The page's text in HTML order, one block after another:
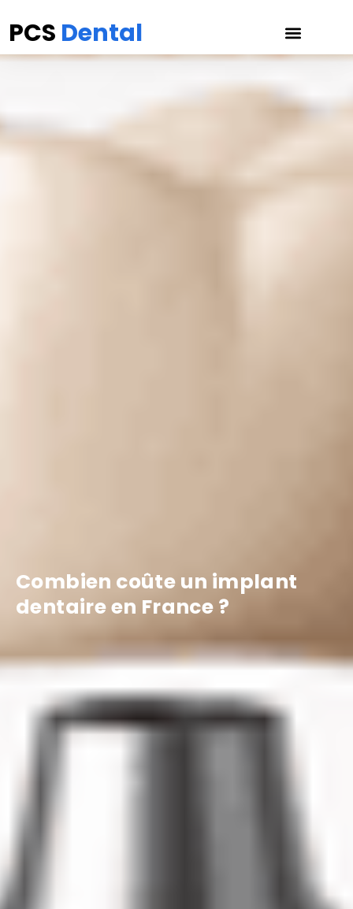
PCS Dental
Combien coûte un implant
dentaire en France ?